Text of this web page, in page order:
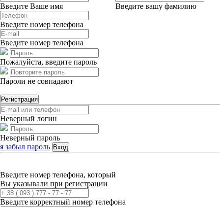
Введите Ваше имя Введите вашу фамилию
Введите номер телефона
Введите номер телефона
Пожалуйста, введите пароль
Пароли не совпадают
Регистрация
Неверный логин
Неверный пароль
я забыл пароль Вход
Введите номер телефона, который
Вы указывали при регистрации
Введите корректный номер телефона